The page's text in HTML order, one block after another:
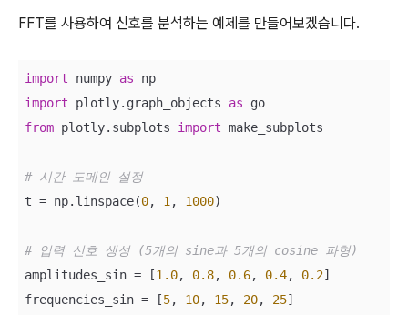
FFT를 사용하여 신호를 분석하는 예제를 만들어보겠습니다.
import numpy as
import plotly.graph_objects as
from plotly.subplots import make_subplots
# 시간 도메인 설정
t = np.linspace(0, 1 , 1000)
# 입력 신호 생성 (5개의 sine과 5개의 cosine 파형)
amplitudes_sin = [1.0, 0.8, 0.6, 0.4, 0.2]
frequencies_sin = [5, 10, 15, 20, 25]